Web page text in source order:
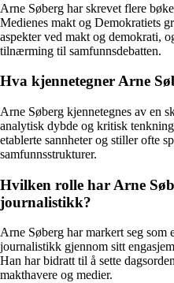
Arne Søberg har skrevet flere
Medienes makt og Demokratiets
aspekter ved makt og demokrati,
tilnærming til samfunnsdebatten.
Hva kjennetegner Arne
Arne Søberg kjennetegnes av en
analytisk dybde og kritisk
etablerte sannheter og stiller ofte
samfunnsstrukturer.
Hvilken rolle har Arne
journalistikk?
Arne Søberg har markert seg som
journalistikk gjennom sitt
Han har bidratt til å sette
makthavere og medier.